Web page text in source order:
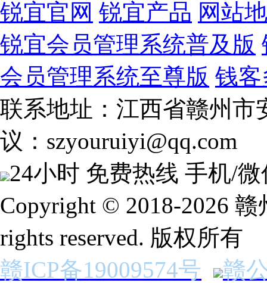
锐宜官网 锐宜产品 网站
锐宜会员管理系统普及版
会员管理系统至尊版 钱
联系地址：江西省赣州市
议：szyouruiyi@qq.com
24小时 免费热线 手机/微
Copyright © 2018-2026
rights reserved. 版权所有
赣ICP备19009574号
赣